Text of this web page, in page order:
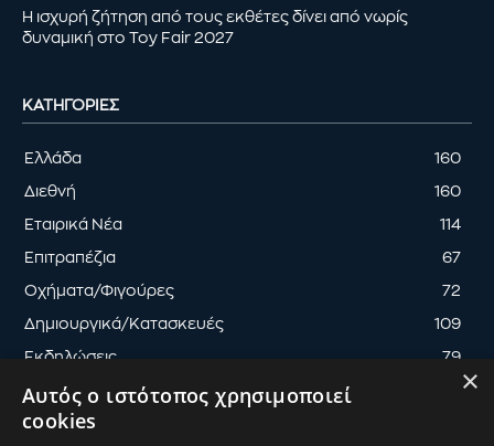
Η ισχυρή ζήτηση από τους εκθέτες δίνει από νωρίς
δυναμική στο Toy Fair 2027
ΚΑΤΗΓΟΡΊΕΣ
Ελλάδα 160
Διεθνή 160
Εταιρικά Νέα 114
Επιτραπέζια 67
Οχήματα/Φιγούρες 72
Δημιουργικά/Κατασκευές 109
Εκδηλώσεις 79
×
Αυτός ο ιστότοπος χρησιμοποιεί
cookies